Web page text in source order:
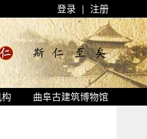
登录 | 注册
曲阜古建筑博物馆